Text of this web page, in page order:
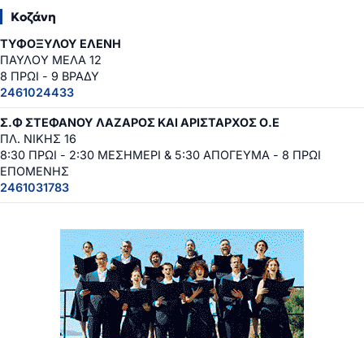
Κοζάνη
ΤΥΦΟΞΥΛΟΥ ΕΛΕΝΗ
ΠΑΥΛΟΥ ΜΕΛΑ 12
8 ΠΡΩΙ - 9 ΒΡΑΔΥ
2461024433
Σ.Φ ΣΤΕΦΑΝΟΥ ΛΑΖΑΡΟΣ ΚΑΙ ΑΡΙΣΤΑΡΧΟΣ Ο.Ε
ΠΛ. ΝΙΚΗΣ 16
8:30 ΠΡΩΙ - 2:30 ΜΕΣΗΜΕΡΙ & 5:30 ΑΠΟΓΕΥΜΑ - 8 ΠΡΩΙ
ΕΠΟΜΕΝΗΣ
2461031783